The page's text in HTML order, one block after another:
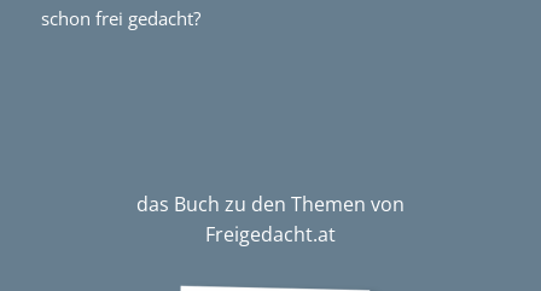
schon frei gedacht?
das Buch zu den Themen von
Freigedacht.at